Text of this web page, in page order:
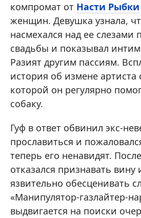
компромат от Насти Рыбки
женщин. Девушка узнала,
насмехался над ее слезами
свадьбы и показывал
Разият другим пассиям.
история об измене
которой он регулярно
собаку.
Гуф в ответ обвинил экс-
прославиться и
теперь его ненавидят.
отказался признавать вину
язвительно обесценивать
«Манипулятор-газлайтер-
выдвигается на поиски